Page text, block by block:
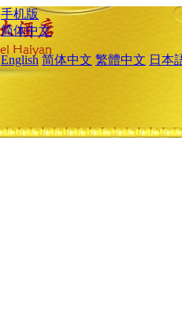
手机版
简体中文
English 简体中文 繁體中文 日本